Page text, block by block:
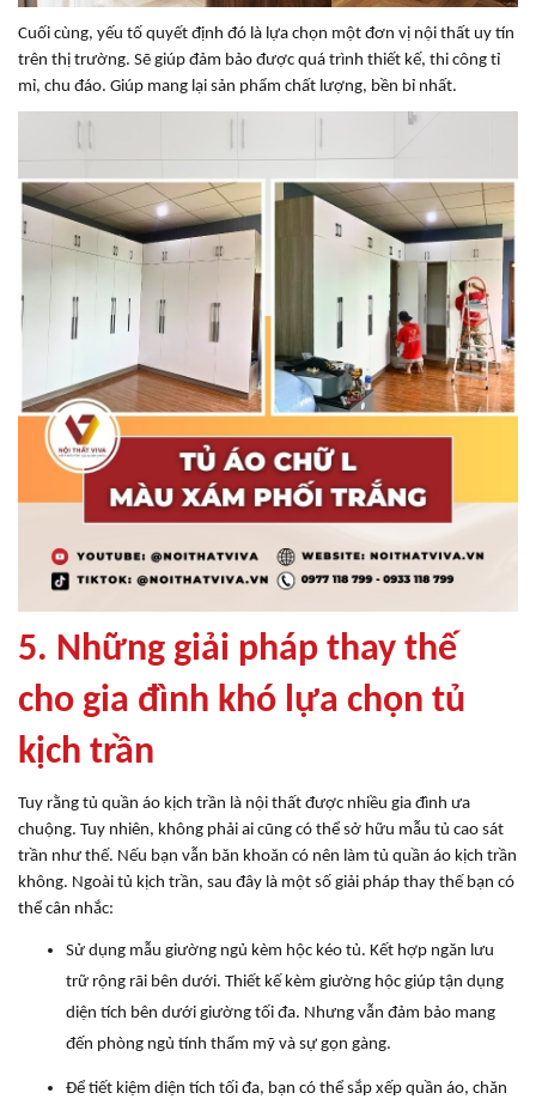
Cuối cùng, yếu tố quyết định đó là lựa chọn một đơn vị nội thất uy tín
trên thị trường. Sẽ giúp đảm bảo được quá trình thiết kế, thi công tỉ
mỉ, chu đáo. Giúp mang lại sản phẩm chất lượng, bền bỉ nhất.
5. Những giải pháp thay thế
cho gia đình khó lựa chọn tủ
kịch trần
Tuy rằng tủ quần áo kịch trần là nội thất được nhiều gia đình ưa
chuộng. Tuy nhiên, không phải ai cũng có thể sở hữu mẫu tủ cao sát
trần như thế. Nếu bạn vẫn băn khoăn có nên làm tủ quần áo kịch trần
không. Ngoài tủ kịch trần, sau đây là một số giải pháp thay thế bạn có
thể cân nhắc:
Sử dụng mẫu giường ngủ kèm hộc kéo tủ. Kết hợp ngăn lưu
trữ rộng rãi bên dưới. Thiết kế kèm giường hộc giúp tận dụng
diện tích bên dưới giường tối đa. Nhưng vẫn đảm bảo mang
đến phòng ngủ tính thẩm mỹ và sự gọn gàng.
Để tiết kiệm diện tích tối đa, bạn có thể sắp xếp quần áo, chăn